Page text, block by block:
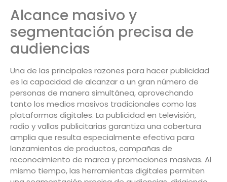
Alcance masivo y
segmentación precisa de
audiencias
Una de las principales razones para hacer publicidad
es la capacidad de alcanzar a un gran número de
personas de manera simultánea, aprovechando
tanto los medios masivos tradicionales como las
plataformas digitales. La publicidad en televisión,
radio y vallas publicitarias garantiza una cobertura
amplia que resulta especialmente efectiva para
lanzamientos de productos, campañas de
reconocimiento de marca y promociones masivas. Al
mismo tiempo, las herramientas digitales permiten